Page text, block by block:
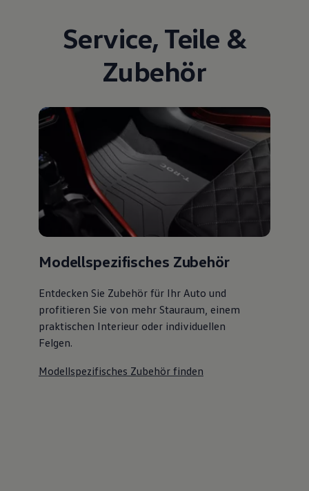
Service, Teile &
Zubehör
Modellspezifisches Zubehör
Entdecken Sie Zubehör für Ihr Auto und
profitieren Sie von mehr Stauraum, einem
praktischen Interieur oder individuellen
Felgen.
Modellspezifisches Zubehör finden